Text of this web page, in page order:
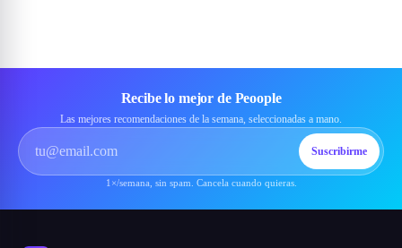
Recibe lo mejor de Peoople
Las mejores recomendaciones de la semana, seleccionadas a mano.
Suscribirme
1×/semana, sin spam. Cancela cuando quieras.